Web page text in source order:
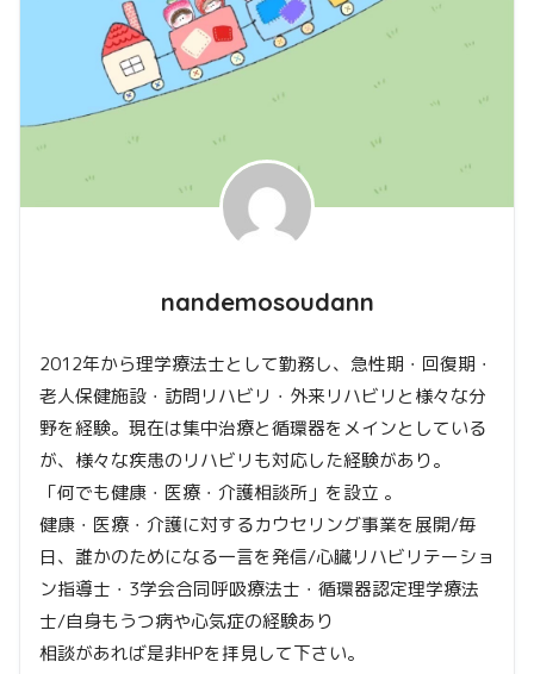
nandemosoudann
2012年から理学療法士として勤務し、急性期・回復期・
老人保健施設・訪問リハビリ・外来リハビリと様々な分
野を経験。現在は集中治療と循環器をメインとしている
が、様々な疾患のリハビリも対応した経験があり。
「何でも健康・医療・介護相談所」を設立 。
健康・医療・介護に対するカウセリング事業を展開/毎
日、誰かのためになる一言を発信/心臓リハビリテーショ
ン指導士・3学会合同呼吸療法士・循環器認定理学療法
士/自身もうつ病や心気症の経験あり
相談があれば是非HPを拝見して下さい。